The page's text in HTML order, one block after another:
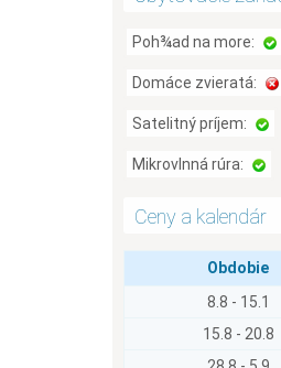
Poh¾ad na more:
Domáce zvieratá:
Satelitný príjem:
Mikrovlnná rúra:
Ceny a kalendár
Obdobie
8.8 - 15.1
15.8 - 20.8